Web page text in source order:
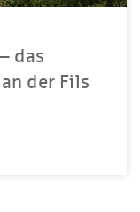
das
der Fils